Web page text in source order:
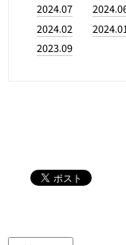
2024.07
2024.02
2024.01
2023.09